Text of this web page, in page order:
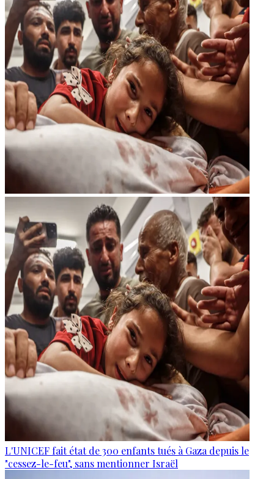
L'UNICEF fait état de 300 enfants tués à Gaza depuis le
"cessez-le-feu", sans mentionner Israël